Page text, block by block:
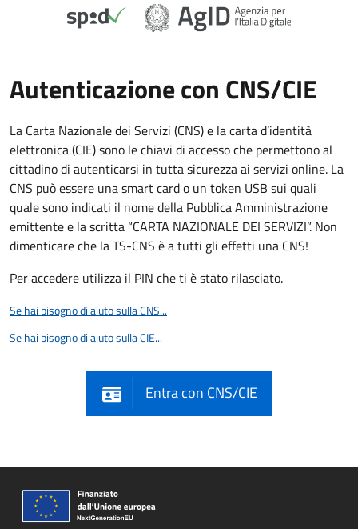
Autenticazione con CNS/CIE
La Carta Nazionale dei Servizi (CNS) e la carta d’identità
elettronica (CIE) sono le chiavi di accesso che permettono al
cittadino di autenticarsi in tutta sicurezza ai servizi online. La
CNS può essere una smart card o un token USB sui quali
quale sono indicati il nome della Pubblica Amministrazione
emittente e la scritta “CARTA NAZIONALE DEI SERVIZI”. Non
dimenticare che la TS-CNS è a tutti gli effetti una CNS!
Per accedere utilizza il PIN che ti è stato rilasciato.
Se hai bisogno di aiuto sulla CNS...
Se hai bisogno di aiuto sulla CIE...
Entra con CNS/CIE